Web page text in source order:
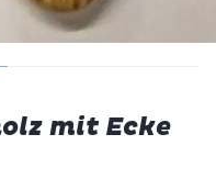
mit Ecke